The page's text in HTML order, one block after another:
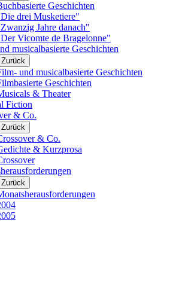
Geschichten
drei Musketiere"
Jahre danach"
Vicomte de Bragelonne"
musicalbasierte Geschichten
Zurück
und musicalbasierte Geschichten
Geschichten
& Theater
Fiction
& Co.
Zurück
& Co.
& Kurzprosa
Zurück